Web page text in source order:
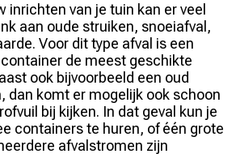
inrichten van je tuin kan er veel
aan oude struiken, snoeiafval,
Voor dit type afval is een
de meest geschikte
ook bijvoorbeeld een oud
dan komt er mogelijk ook schoon
bij kijken. In dat geval kun je
containers te huren, of één grote
afvalstromen zijn